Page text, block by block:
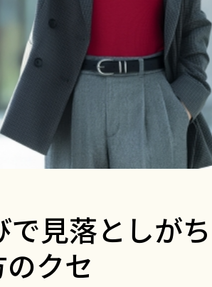
で見落としが
クセ